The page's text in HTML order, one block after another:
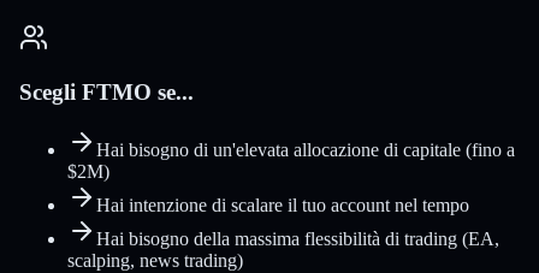
Scegli FTMO se...
Hai bisogno di un'elevata allocazione di capitale (fino a
$2M)
Hai intenzione di scalare il tuo account nel tempo
Hai bisogno della massima flessibilità di trading (EA,
scalping, news trading)